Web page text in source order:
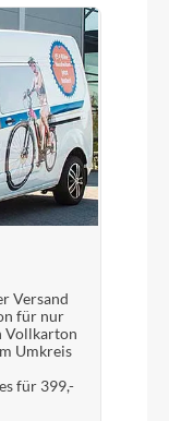
Versand
für nur
Vollkarton
Umkreis
für 399,-